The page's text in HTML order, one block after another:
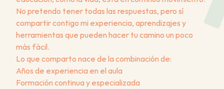
No pretendo tener todas las respuestas, pero sí
compartir contigo mi experiencia, aprendizajes y
herramientas que pueden hacer tu camino un poco
más fácil.
Lo que comparto nace de la combinación de:
Años de experiencia en el aula
Formación continua y especializada